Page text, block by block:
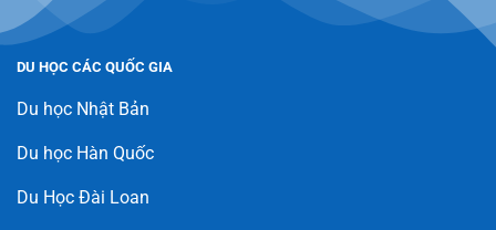
DU HỌC CÁC QUỐC GIA
Du học Nhật Bản
Du học Hàn Quốc
Du Học Đài Loan